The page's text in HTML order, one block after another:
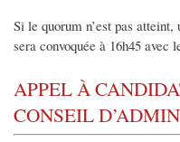
Si le quorum n’est pas
sera convoquée à 16h45 avec
APPEL À
CONSEIL